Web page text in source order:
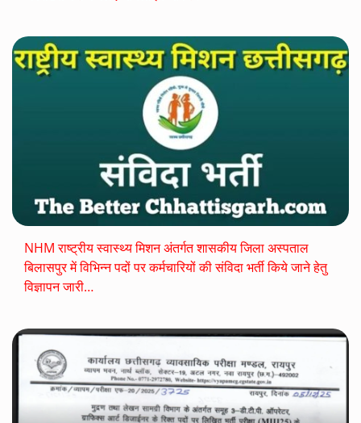
NHM राष्ट्रीय स्वास्थ्य मिशन अंतर्गत शासकीय जिला अस्पताल
बिलासपुर में विभिन्न पदों पर कर्मचारियों की संविदा भर्ती किये जाने हेतु
विज्ञापन जारी…